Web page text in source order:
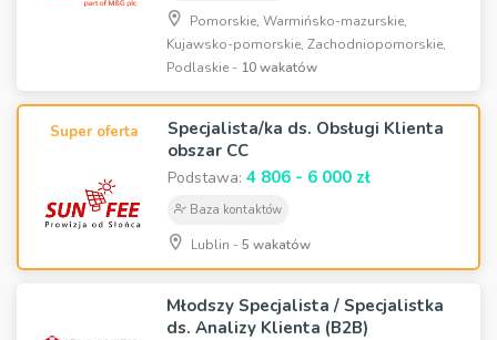
Pomorskie, Warmińsko-mazurskie,
Kujawsko-pomorskie, Zachodniopomorskie,
Podlaskie - 10 wakatów
Super oferta
Specjalista/ka ds. Obsługi Klienta
obszar CC
Podstawa: 4 806 - 6 000 zł
Baza kontaktów
Lublin -5 wakatów
Młodszy Specjalista / Specjalistka
ds. Analizy Klienta (B2B)